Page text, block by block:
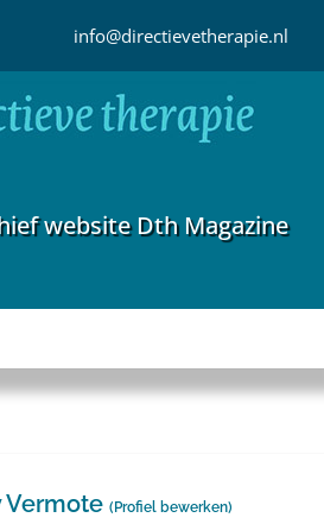
info@directievetherapie.nl
website Dth Magazine
Vermote ( Profiel bewerken)